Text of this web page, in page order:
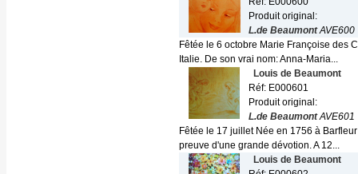
Produit original:
L.de BeaumontAVE600
Fêtée le 6 octobre Marie Françoise des
Italie. De son vrai nom: Anna-Maria...
Louis de Beaumont
Réf: E000601
Produit original:
L.de BeaumontAVE601
Fêtée le 17 juillet Née en 1756 à
preuve d'une grande dévotion. A 12...
Louis de Beaumont